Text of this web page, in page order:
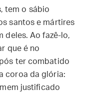
tem o sábio
santos e mártires
deles. Ao fazê-lo,
que é no
ter combatido
coroa da glória:
justificado